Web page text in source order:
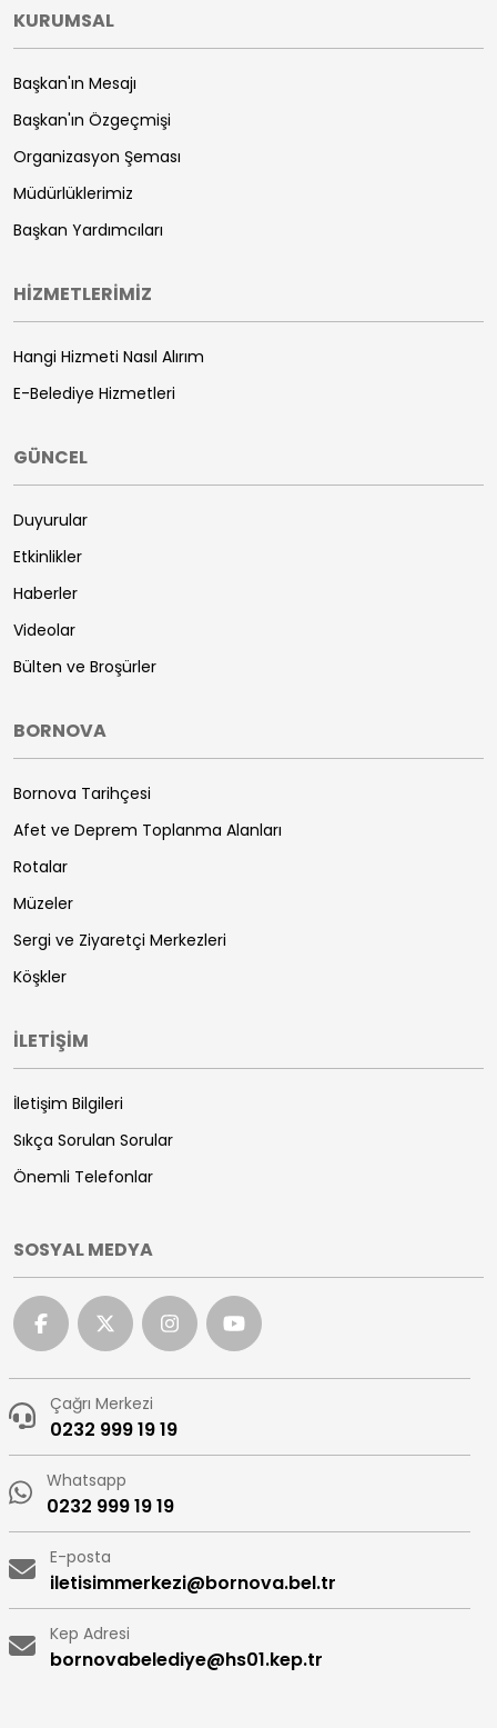
KURUMSAL
Başkan'ın Mesajı
Başkan'ın Özgeçmişi
Organizasyon Şeması
Müdürlüklerimiz
Başkan Yardımcıları
HİZMETLERİMİZ
Hangi Hizmeti Nasıl Alırım
E-Belediye Hizmetleri
GÜNCEL
Duyurular
Etkinlikler
Haberler
Videolar
Bülten ve Broşürler
BORNOVA
Bornova Tarihçesi
Afet ve Deprem Toplanma Alanları
Rotalar
Müzeler
Sergi ve Ziyaretçi Merkezleri
Köşkler
İLETİŞİM
İletişim Bilgileri
Sıkça Sorulan Sorular
Önemli Telefonlar
SOSYAL MEDYA
Çağrı Merkezi
0232 999 19 19
Whatsapp
0232 999 19 19
E-posta
iletisimmerkezi@bornova.bel.tr
Kep Adresi
bornovabelediye@hs01.kep.tr